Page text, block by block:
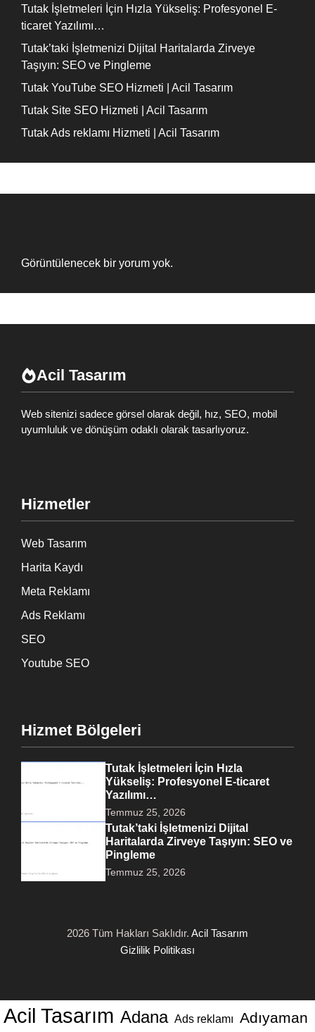
Tutak İşletmeleri İçin Hızla Yükseliş: Profesyonel E-
ticaret Yazılımı…
Tutak’taki İşletmenizi Dijital Haritalarda Zirveye
Taşıyın: SEO ve Pingleme
Tutak YouTube SEO Hizmeti | Acil Tasarım
Tutak Site SEO Hizmeti | Acil Tasarım
Tutak Ads reklamı Hizmeti | Acil Tasarım
Görüntülenecek bir yorum yok.
Acil Tasarım
Web sitenizi sadece görsel olarak değil, hız, SEO, mobil
uyumluluk ve dönüşüm odaklı olarak tasarlıyoruz.
Hizmetler
Web Tasarım
Harita Kaydı
Meta Reklamı
Ads Reklamı
SEO
Youtube SEO
Hizmet Bölgeleri
Tutak İşletmeleri İçin Hızla
Yükseliş: Profesyonel E-ticaret
Yazılımı…
Temmuz 25, 2026
Tutak’taki İşletmenizi Dijital
Haritalarda Zirveye Taşıyın: SEO ve
Pingleme
Temmuz 25, 2026
2026 Tüm Hakları Saklıdır. Acil Tasarım
Gizlilik Politikası
Acil Tasarım Adana Ads reklamı Adıyaman